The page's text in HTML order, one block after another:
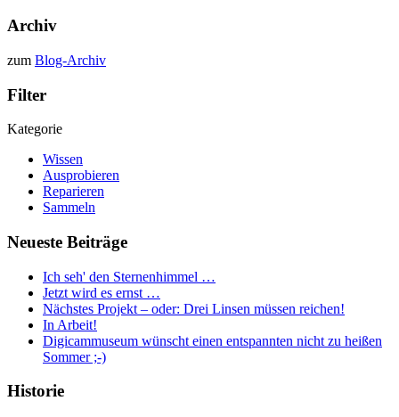
Archiv
zum Blog-Archiv
Filter
Kategorie
Wissen
Ausprobieren
Reparieren
Sammeln
Neueste Beiträge
Ich seh' den Sternenhimmel …
Jetzt wird es ernst …
Nächstes Projekt – oder: Drei Linsen müssen reichen!
In Arbeit!
Digicammuseum wünscht einen entspannten nicht zu heißen
Sommer ;-)
Historie